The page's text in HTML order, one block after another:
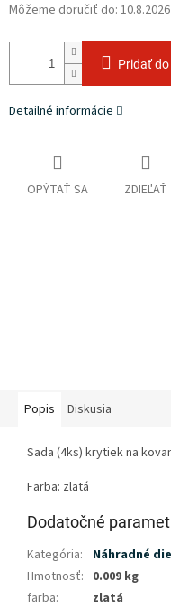
Môžeme doručiť do: 10.8.2026
Pridať
Detailné informácie
OPÝTAŤ SA ZDIEĽAŤ
Popis Diskusia
Sada (4ks) krytiek na
Farba: zlatá
Dodatočné
Kategória:
Náhradné
Hmotnosť: 0.009 kg
farba: zlatá